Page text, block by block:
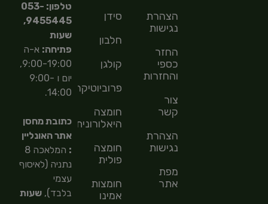
הצהרת
נגישות
החזר
כספי
והחזרות
צור
קשר
הצהרת
נגישות
מפת
אתר
סידן
חלבון
קולגן
פרוביוטיקה
חומצה
היאלורונית
חומצה
פולית
חומצות
אמינו
טלפון: 053-
9455445,
שעות
פתיחה: א-ה
9:00-19:00,
יום ו 9:00-
14:00.
כתובת מחסן
אתר האונליין
:
המלאכה 8
נתניה (לאיסוף
עצמי
בלבד),שעות